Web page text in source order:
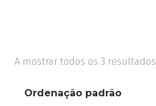
A mostrar todos os 3 resultados